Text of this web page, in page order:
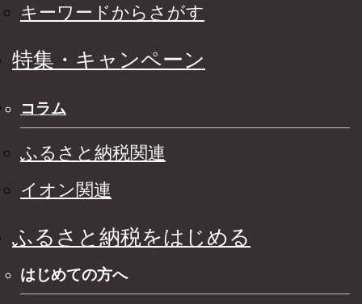
キーワードからさがす
特集・キャンペーン
コラム
ふるさと納税関連
イオン関連
ふるさと納税をはじめる
はじめての方へ